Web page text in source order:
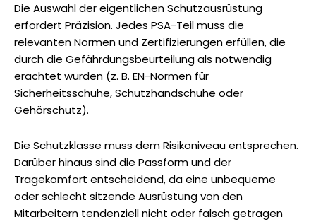
Die Auswahl der eigentlichen Schutzausrüstung
erfordert Präzision. Jedes PSA-Teil muss die
relevanten Normen und Zertifizierungen erfüllen, die
durch die Gefährdungsbeurteilung als notwendig
erachtet wurden (z. B. EN-Normen für
Sicherheitsschuhe, Schutzhandschuhe oder
Gehörschutz).
Die Schutzklasse muss dem Risikoniveau entsprechen.
Darüber hinaus sind die Passform und der
Tragekomfort entscheidend, da eine unbequeme
oder schlecht sitzende Ausrüstung von den
Mitarbeitern tendenziell nicht oder falsch getragen